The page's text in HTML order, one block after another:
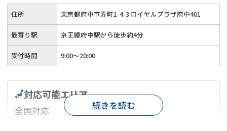
住所 東京都府中市寿町1-4-3 ロイヤルプラザ府中401
最寄り駅 京王線府中駅から徒歩約4分
受付時間 9:00～20:00
対応可能エリア
全国対応 続きを読む